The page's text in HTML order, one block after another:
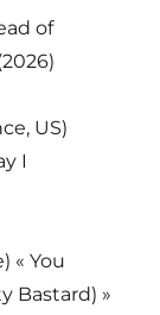
of
US)
I
« You
Bastard) »